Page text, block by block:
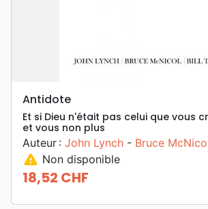
Antidote
Et si Dieu n'était pas celui que vous
et vous non plus
Auteur : John Lynch - Bruce
warning Non disponible
Prix
18,52 CHF